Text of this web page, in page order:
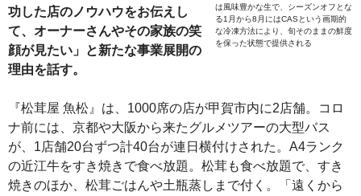
は風味豊かな生で、シーズンオフとな
る1月から8月にはCASという画期的
な冷凍方法により、旬そのままの鮮度
を保った状態で提供される
功した店のノウハウをお伝えし
て、オーナーさんやその家族の笑
顔が見たい」と新たな事業展開の
理由を話す。
『松茸屋 魚松』は、1000席の店が甲賀市内に2店舗。コロ
ナ前には、京都や大阪から来たグルメツアーの大型バス
が、1店舗20台ずつ計40台が連日横付けされた。A4ランク
の近江牛をすき焼きで食べ放題。松茸も食べ放題で、すき
焼きのほか、松茸ごはんや土瓶蒸しまで付く。「遠くから